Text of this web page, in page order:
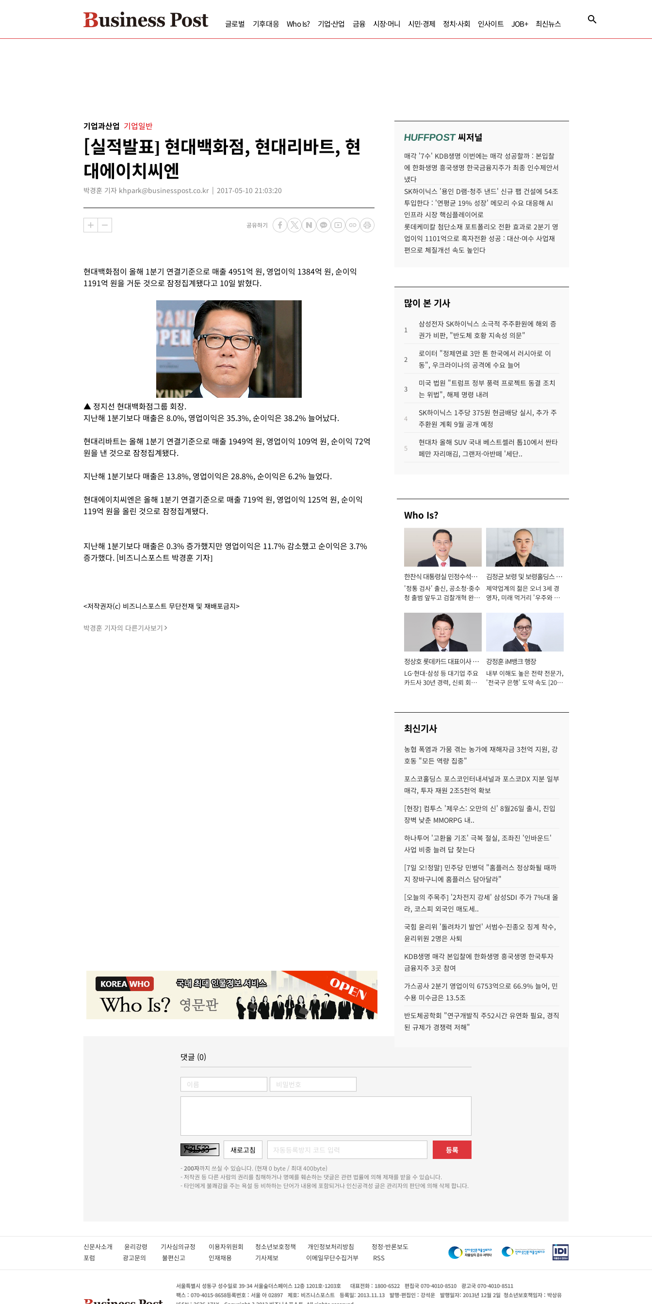
글로벌 기후대응 Who Is? 기업·산업 금융 시장·머니 시민·경제 정치·사회 인사이트 JOB+ 최신뉴스
기업과산업 기업일반
[실적발표] 현대백화점, 현대리바트, 현
대에이치씨엔
박경훈 기자 khpark@businesspost.co.kr 2017-05-10 21:03:20
공유하기
현대백화점이 올해 1분기 연결기준으로 매출 4951억 원, 영업이익 1384억 원, 순이익
1191억 원을 거둔 것으로 잠정집계됐다고 10일 밝혔다.
▲ 정지선 현대백화점그룹 회장.
지난해 1분기보다 매출은 8.0%, 영업이익은 35.3%, 순이익은 38.2% 늘어났다.
현대리바트는 올해 1분기 연결기준으로 매출 1949억 원, 영업이익 109억 원, 순이익 72억
원을 낸 것으로 잠정집계됐다.
지난해 1분기보다 매출은 13.8%, 영업이익은 28.8%, 순이익은 6.2% 늘었다.
현대에이치씨엔은 올해 1분기 연결기준으로 매출 719억 원, 영업이익 125억 원, 순이익
119억 원을 올린 것으로 잠정집계됐다.
지난해 1분기보다 매출은 0.3% 증가했지만 영업이익은 11.7% 감소했고 순이익은 3.7%
증가했다. [비즈니스포스트 박경훈 기자]
<저작권자(c) 비즈니스포스트 무단전재 및 재배포금지>
박경훈 기자의 다른기사보기
HUFFPOST씨저널
매각 '7수' KDB생명 이번에는 매각 성공할까 : 본입찰
에 한화생명 흥국생명 한국금융지주가 최종 인수제안서
냈다
SK하이닉스 '용인 D램-청주 낸드' 신규 팹 건설에 54조
투입한다 : '연평균 19% 성장' 메모리 수요 대응해 AI
인프라 시장 핵심플레이어로
롯데케미칼 첨단소재 포트폴리오 전환 효과로 2분기 영
업이익 1101억으로 흑자전환 성공 : 대산·여수 사업재
편으로 체질개선 속도 높인다
많이 본 기사
1
삼성전자 SK하이닉스 소극적 주주환원에 해외 증
권가 비판, "반도체 호황 지속성 의문"
2
로이터 "정제연료 3만 톤 한국에서 러시아로 이
동", 우크라이나의 공격에 수요 늘어
3
미국 법원 "트럼프 정부 풍력 프로젝트 동결 조치
는 위법", 해제 명령 내려
4
SK하이닉스 1주당 375원 현금배당 실시, 추가 주
주환원 계획 9월 공개 예정
5
현대차 올해 SUV 국내 베스트셀러 톱10에서 싼타
페만 자리매김, 그랜저·아반떼 '세단..
Who Is?
한찬식 대통령실 민정수석비
서관
'정통 검사' 출신, 공소청·중수
청 출범 앞두고 검찰개혁 완수
김정균 보령 및 보령홀딩스 대
표이사 사장
제약업계의 젊은 오너 3세 경
영자, 미래 먹거리 '우주와 헬
정상호 롯데카드 대표이사 사
장
LG·현대·삼성 등 대기업 주요
카드사 30년 경력, 신뢰 회복
강정훈 iM뱅크 행장
내부 이해도 높은 전략 전문가,
'전국구 은행' 도약 속도 [2026
최신기사
농협 폭염과 가뭄 겪는 농가에 재해자금 3천억 지원, 강
호동 "모든 역량 집중"
포스코홀딩스 포스코인터내셔널과 포스코DX 지분 일부
매각, 투자 재원 2조5천억 확보
[현장] 컴투스 '제우스: 오만의 신' 8월26일 출시, 진입
장벽 낮춘 MMORPG 내..
하나투어 '고환율 기조' 극복 절실, 조좌진 '인바운드'
사업 비중 늘려 답 찾는다
[7일 오!정말] 민주당 민병덕 "홈플러스 정상화될 때까
지 장바구니에 홈플러스 담아달라"
[오늘의 주목주] '2차전지 강세' 삼성SDI 주가 7%대 올
라, 코스피 외국인 매도세..
국힘 윤리위 '돌려차기 발언' 서범수·진종오 징계 착수,
윤리위원 2명은 사퇴
KDB생명 매각 본입찰에 한화생명 흥국생명 한국투자
금융지주 3곳 참여
가스공사 2분기 영업이익 6753억으로 66.9% 늘어, 민
수용 미수금은 13.5조
반도체공학회 "연구개발직 주52시간 유연화 필요, 경직
된 규제가 경쟁력 저해"
댓글 (0)
등록
-200자까지 쓰실 수 있습니다. (현재 0 byte / 최대 400byte)
- 저작권 등 다른 사람의 권리를 침해하거나 명예를 훼손하는 댓글은 관련 법률에 의해 제재를 받을 수 있습니다.
- 타인에게 불쾌감을 주는 욕설 등 비하하는 단어가 내용에 포함되거나 인신공격성 글은 관리자의 판단에 의해 삭제 합니다.
신문사소개 윤리강령 기사심의규정 이용자위원회 청소년보호정책 개인정보처리방침 정정·반론보도
포럼
광고문의 불편신고 인재채용 기사제보 이메일무단수집거부 RSS
서울특별시 성동구 성수일로 39-34 서울숲더스페이스 12층 1201호-1203호 대표전화 : 1800-6522 편집국 070-4010-8510
광고국 070-4010-8511
팩스 : 070-4015-8658등록번호 : 서울 아 02897 제호: 비즈니스포스트 등록일: 2013.11.13 발행·편집인 : 강석운 발행일자: 2013년 12월 2일 청소년보호책임자 : 박상유